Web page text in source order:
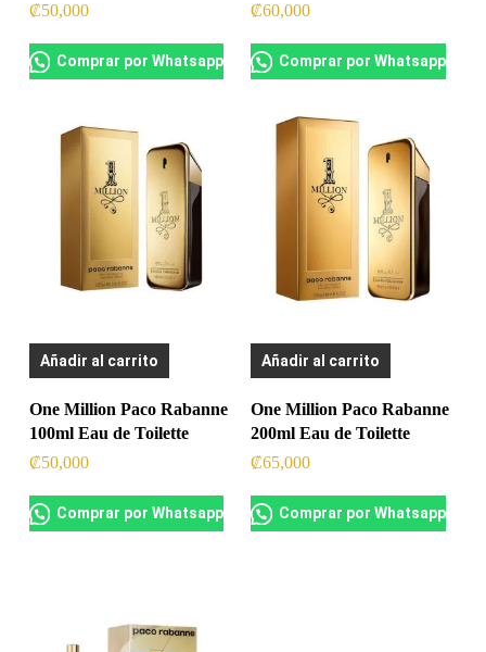
₡50,000
Comprar por Whatsapp
₡60,000
Comprar por Whatsapp
Añadir al carrito
One Million Paco Rabanne
100ml Eau de Toilette
₡50,000
Comprar por Whatsapp
Añadir al carrito
One Million Paco Rabanne
200ml Eau de Toilette
₡65,000
Comprar por Whatsapp